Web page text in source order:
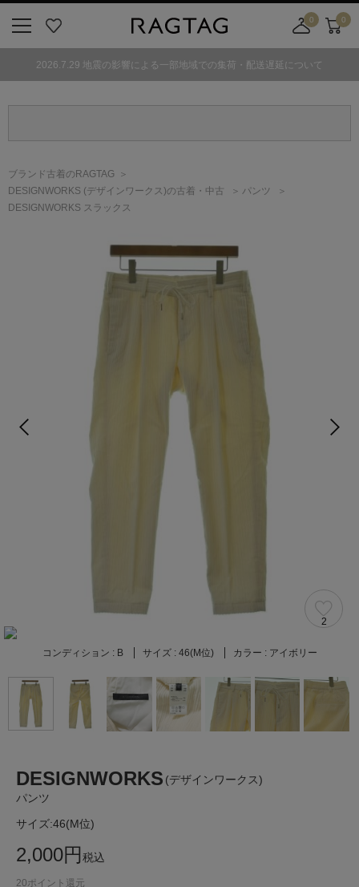
気
0
舗
カ
0
2026.7.29 地震の影響による一部地域での集荷・配送遅延について
ブランド古着のRAGTAG
DESIGNWORKS (デザインワークス)の古着・中古
パンツ
DESIGNWORKS スラックス
2
コンディション : B サイズ : 46(M位) カラー : アイボリー
DESIGNWORKS (デザインワークス)
パンツ
サイズ:46(M位)
2,000円税込
20ポイント還元